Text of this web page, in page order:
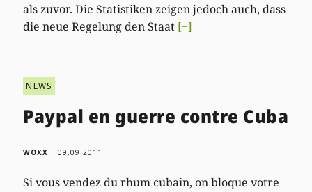
als zuvor. Die Statistiken zeigen jedoch auch, dass
die neue Regelung den Staat [+]
NEWS
Paypal en guerre contre Cuba
WOXX 09.09.2011
Si vous vendez du rhum cubain, on bloque votre